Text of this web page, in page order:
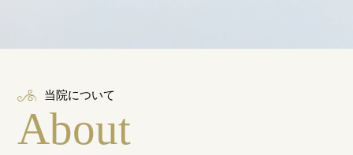
当院について
About